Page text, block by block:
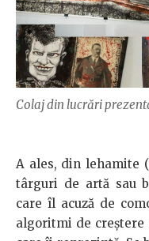
Colaj din lucrări
A ales, din lehamite
târguri de artă sau
care îl acuză de
algoritmi de